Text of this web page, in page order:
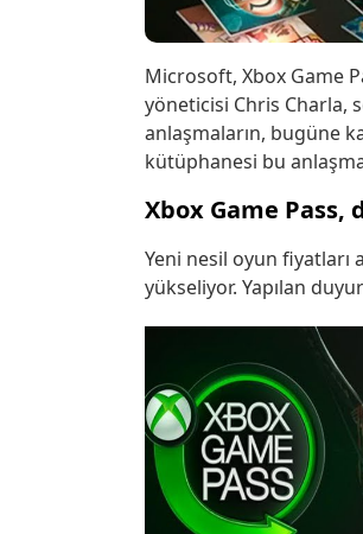
Microsoft, Xbox Game
yöneticisi Chris Charla,
anlaşmaların, bugüne
kütüphanesi bu
Xbox Game Pass,
Yeni nesil oyun
yükseliyor. Yapılan